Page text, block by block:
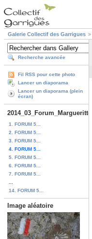
Galerie Collectif des Garrigues
Recherche avancée
Fil RSS pour cette photo
Lancer un diaporama
Lancer un diaporama (plein
écran)
2014_03_Forum_Marguerittes
1. FORUM 5...
2. FORUM 5...
3. FORUM 5...
4. FORUM 5...
5. FORUM 5...
6. FORUM 5...
7. FORUM 5...
14. FORUM 5...
Image aléatoire